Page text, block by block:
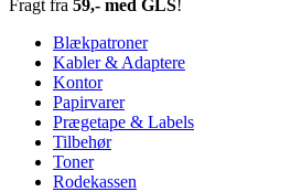
Fragt fra 59,- med GLS!
Blækpatroner
Kabler & Adaptere
Kontor
Papirvarer
Prægetape & Labels
Tilbehør
Toner
Rodekassen